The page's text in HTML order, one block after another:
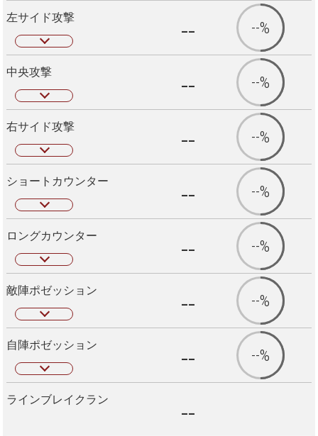
左サイド攻撃 -- --%
中央攻撃 -- --%
右サイド攻撃 -- --%
ショートカウンター -- --%
ロングカウンター -- --%
敵陣ポゼッション -- --%
自陣ポゼッション -- --%
ラインブレイクラン --